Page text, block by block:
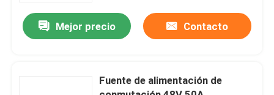
El gabinete de baterías de telecomunicaciones
Sistemas eléctricos de telecomunicaciones de
Mejor precio Contacto
Fuente de alimentación de